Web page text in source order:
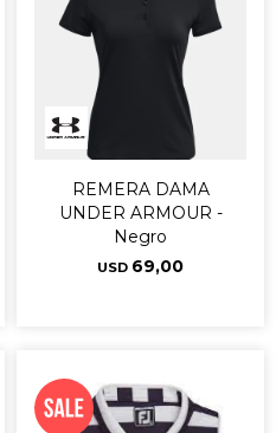
REMERA DAMA
UNDER ARMOUR -
Negro
USD 69,00